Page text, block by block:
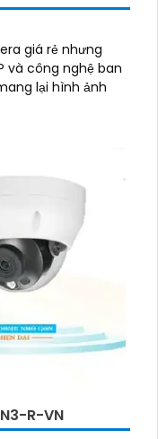
giá rẻ nhưng
lại hình ảnh
R-VN